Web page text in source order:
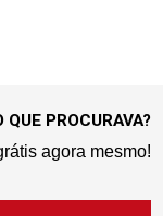
QUE PROCURAVA?
agora mesmo!